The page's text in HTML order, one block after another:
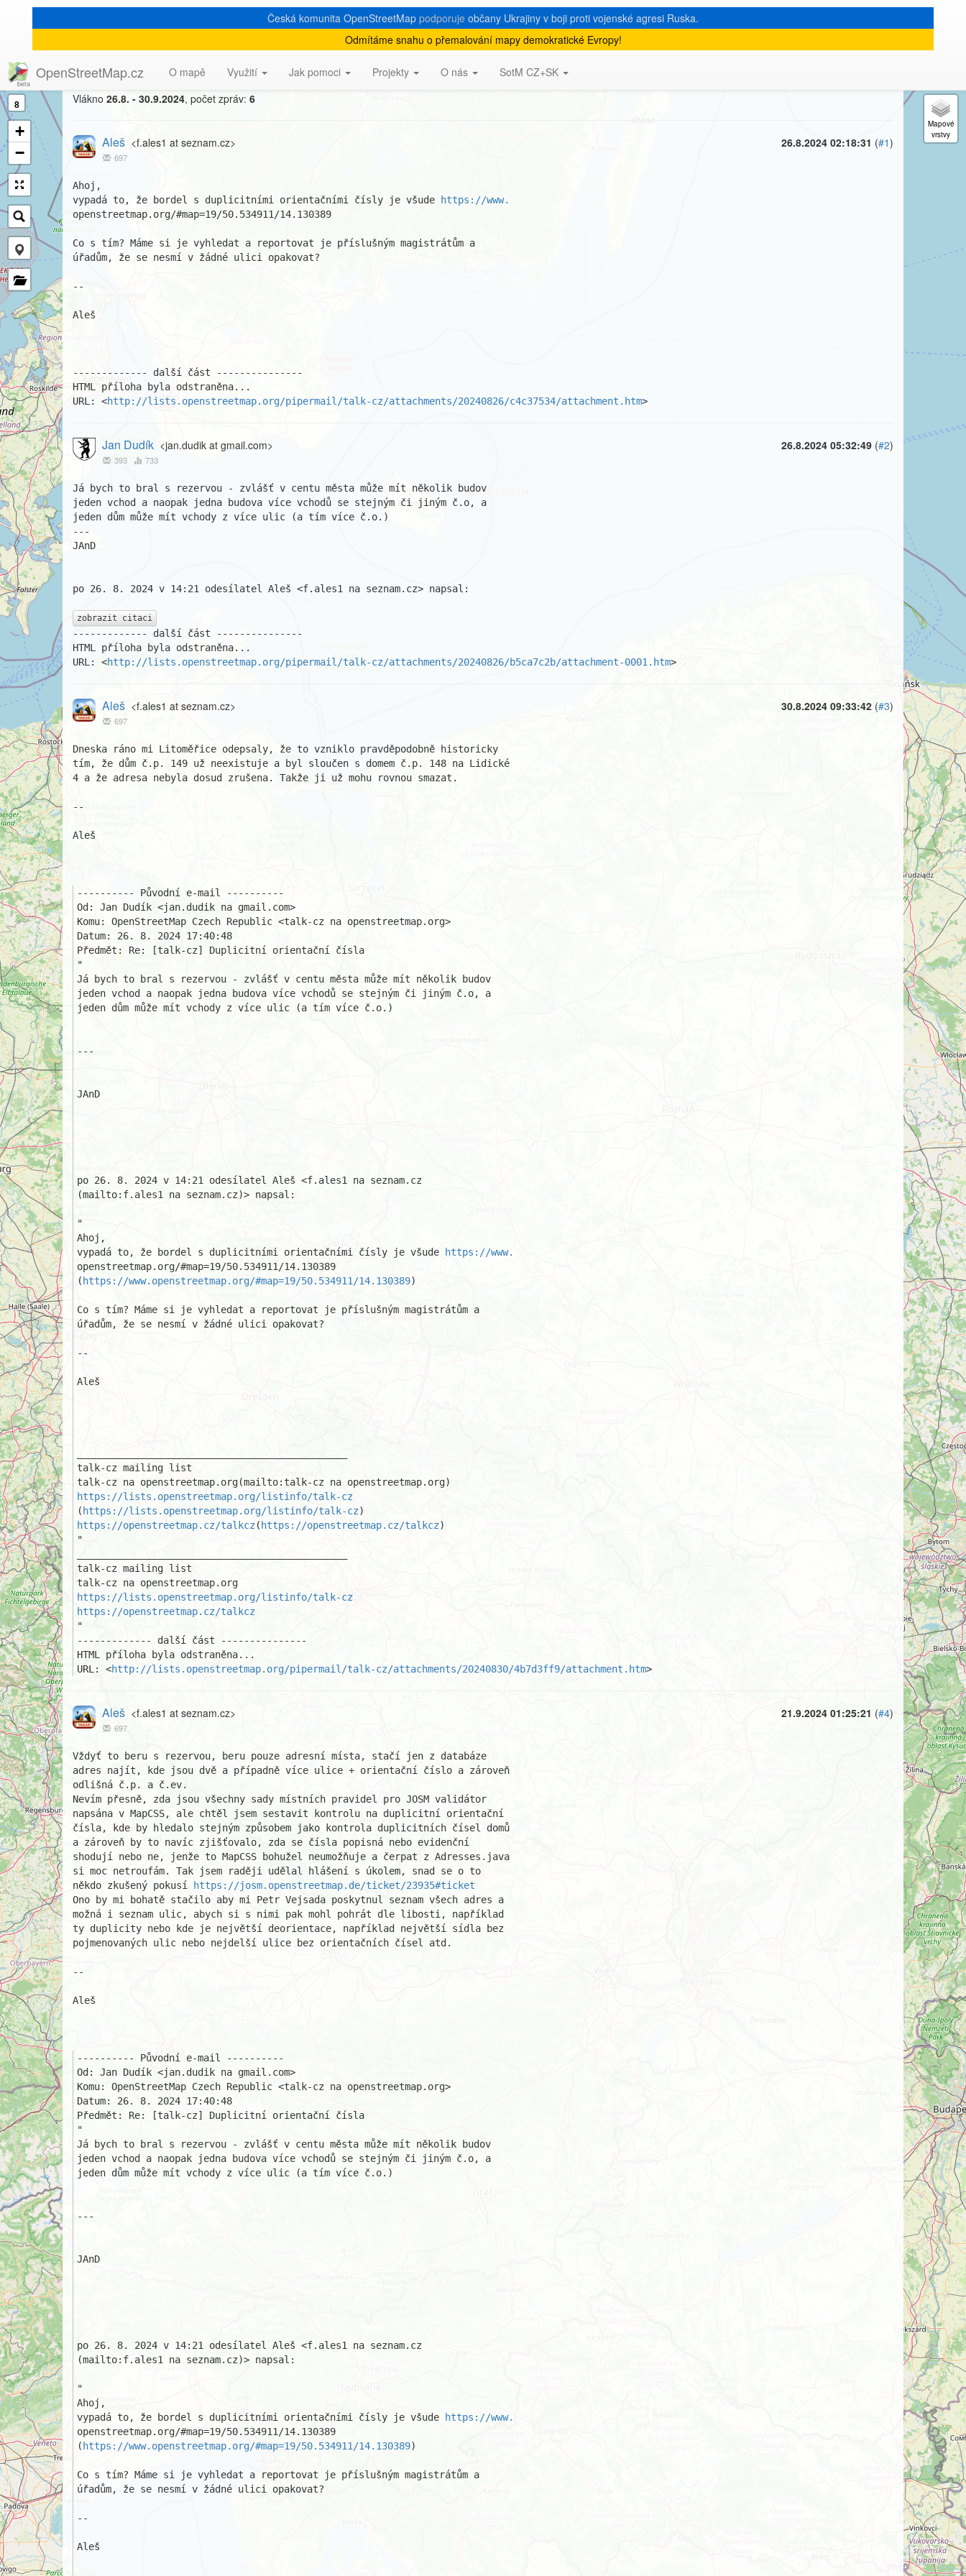
Česká komunita OpenStreetMap podporuje občany Ukrajiny v boji proti vojenské agresi Ruska.
Odmítáme snahu o přemalování mapy demokratické Evropy!
OpenStreetMap.cz O mapě Využití Jak pomoci Projekty O nás SotM CZ+SK
8
+
−
[Talk-cz] Duplicitní orientační čísla
Vlákno 26.8. - 30.9.2024, počet zpráv: 6
26.8.2024 02:18:31 (#1)
Aleš <f.ales1 at seznam.cz>
697
Ahoj,
vypadá to, že bordel s duplicitními orientačními čísly je všude
https://www.
openstreetmap.org/#map=19/50.534911/14.130389
Co s tím? Máme si je vyhledat a reportovat je příslušným magistrátům a
úřadům, že se nesmí v žádné ulici opakovat?
--
Aleš
------------- další část ---------------
HTML příloha byla odstraněna...
URL: <http://lists.openstreetmap.org/pipermail/talk-cz/attachments/20240826/c4c37534/attachment.htm>
26.8.2024 05:32:49 (#2)
Jan Dudík <jan.dudik at gmail.com>
393 733
Já bych to bral s rezervou - zvlášť v centu města může mít několik budov
jeden vchod a naopak jedna budova více vchodů se stejným či jiným č.o, a
jeden dům může mít vchody z více ulic (a tím více č.o.)
---
JAnD
po 26. 8. 2024 v 14:21 odesílatel Aleš <f.ales1 na seznam.cz> napsal:
zobrazit citaci
------------- další část ---------------
HTML příloha byla odstraněna...
URL: <http://lists.openstreetmap.org/pipermail/talk-cz/attachments/20240826/b5ca7c2b/attachment-0001.htm>
30.8.2024 09:33:42 (#3)
Aleš <f.ales1 at seznam.cz>
697
Dneska ráno mi Litoměřice odepsaly, že to vzniklo pravděpodobně historicky
tím, že dům č.p. 149 už neexistuje a byl sloučen s domem č.p. 148 na Lidické
4 a že adresa nebyla dosud zrušena. Takže ji už mohu rovnou smazat.
--
Aleš
---------- Původní e-mail ----------
Od: Jan Dudík <jan.dudik na gmail.com>
Komu: OpenStreetMap Czech Republic <talk-cz na openstreetmap.org>
Datum: 26. 8. 2024 17:40:48
Předmět: Re: [talk-cz] Duplicitní orientační čísla
"
Já bych to bral s rezervou - zvlášť v centu města může mít několik budov
jeden vchod a naopak jedna budova více vchodů se stejným či jiným č.o, a
jeden dům může mít vchody z více ulic (a tím více č.o.)
---
JAnD
po 26. 8. 2024 v 14:21 odesílatel Aleš <f.ales1 na seznam.cz
(mailto:f.ales1 na seznam.cz)> napsal:
"
Ahoj,
vypadá to, že bordel s duplicitními orientačními čísly je všude
https://www.
openstreetmap.org/#map=19/50.534911/14.130389
( https://www.openstreetmap.org/#map=19/50.534911/14.130389)
Co s tím? Máme si je vyhledat a reportovat je příslušným magistrátům a
úřadům, že se nesmí v žádné ulici opakovat?
--
Aleš
talk-cz mailing list
https://lists.openstreetmap.org/listinfo/talk-cz
( https://lists.openstreetmap.org/listinfo/talk-cz
https://openstreetmap.cz/talkcz ( https://openstreetmap.cz/talkcz)
"
talk-cz mailing list
https://lists.openstreetmap.org/listinfo/talk-cz
https://openstreetmap.cz/talkcz
"
------------- další část ---------------
HTML příloha byla odstraněna...
URL: <http://lists.openstreetmap.org/pipermail/talk-cz/attachments/20240830/4b7d3ff9/attachment.htm>
21.9.2024 01:25:21 (#4)
Aleš <f.ales1 at seznam.cz>
697
Vždyť to beru s rezervou, beru pouze adresní místa, stačí jen z databáze
adres najít, kde jsou dvě a případně více ulice + orientační číslo a zároveň
odlišná č.p. a č.ev.
Nevím přesně, zda jsou všechny sady místních pravidel pro JOSM validátor
napsána v MapCSS, ale chtěl jsem sestavit kontrolu na duplicitní orientační
čísla, kde by hledalo stejným způsobem jako kontrola duplicitních čísel domů
a zároveň by to navíc zjišťovalo, zda se čísla popisná nebo evidenční
shodují nebo ne, jenže to MapCSS bohužel neumožňuje a čerpat z Adresses.java
si moc netroufám. Tak jsem raději udělal hlášení s úkolem, snad se o to
někdo zkušený pokusí
https://josm.openstreetmap.de/ticket/23935#ticket
Ono by mi bohatě stačilo aby mi Petr Vejsada poskytnul seznam všech adres a
možná i seznam ulic, abych si s nimi pak mohl pohrát dle libosti, například
ty duplicity nebo kde je největší deorientace, například největší sídla bez
pojmenovaných ulic nebo nejdelší ulice bez orientačních čísel atd.
--
Aleš
---------- Původní e-mail ----------
Od: Jan Dudík <jan.dudik na gmail.com>
Komu: OpenStreetMap Czech Republic <talk-cz na openstreetmap.org>
Datum: 26. 8. 2024 17:40:48
Předmět: Re: [talk-cz] Duplicitní orientační čísla
"
Já bych to bral s rezervou - zvlášť v centu města může mít několik budov
jeden vchod a naopak jedna budova více vchodů se stejným či jiným č.o, a
jeden dům může mít vchody z více ulic (a tím více č.o.)
---
JAnD
po 26. 8. 2024 v 14:21 odesílatel Aleš <f.ales1 na seznam.cz
(mailto:f.ales1 na seznam.cz)> napsal:
"
Ahoj,
vypadá to, že bordel s duplicitními orientačními čísly je všude
https://www.
openstreetmap.org/#map=19/50.534911/14.130389
( https://www.openstreetmap.org/#map=19/50.534911/14.130389)
Co s tím? Máme si je vyhledat a reportovat je příslušným magistrátům a
úřadům, že se nesmí v žádné ulici opakovat?
--
Aleš